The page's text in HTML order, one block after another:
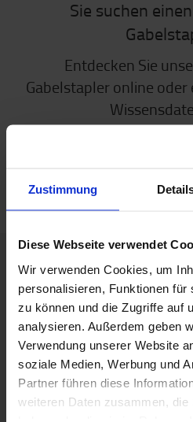
Zustimmung
Diese Webseite verwendet
Wir verwenden Cookies, um
personalisieren, Funktionen für
zu können und die Zugriffe auf
analysieren. Außerdem geben
Verwendung unserer Website
soziale Medien, Werbung und
Partner führen diese
weiteren Daten zusammen, die
Sie suchen
Entdecken Sie
Gabelstapler online oder
Das Unternehmen
Darum Toyota!
Toyota Service
Toyota Produktionssystem
Arbeiten bei Toyota